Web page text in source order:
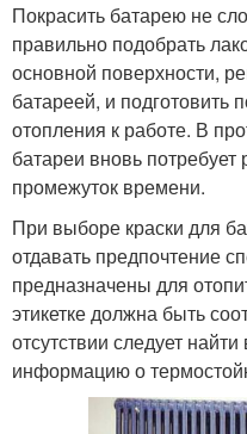
Покрасить батарею не
правильно подобрать
основной поверхности,
батареей, и подготовить
отопления к работе. В
батареи вновь потребует
промежуток времени.
При выборе краски для
отдавать предпочтение
предназначены для
этикетке должна быть
отсутствии следует
информацию о